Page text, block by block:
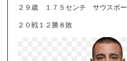
２９歳 １７５センチ サウスポー
２０戦１２勝８敗